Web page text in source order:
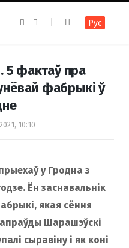
e
o
k
t
r
a
m
Рус
5 фактаў пра
фабрыкі ў
10:10
у Гродна з
Ён заснавальнік
якая сёння
Шарашэўскі
сыравіну і як коні